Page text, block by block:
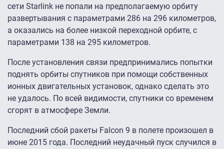
сети Starlink не попали на предполагаемую орбиту
развертывания с параметрами 286 на 296 километров,
а оказались на более низкой переходной орбите, с
параметрами 138 на 295 километров.
После установления связи предпринимались попытки
поднять орбиты спутников при помощи собственных
ионных двигательных установок, однако сделать это
не удалось. По всей видимости, спутники со временем
сгорят в атмосфере Земли.
Последний сбой ракеты Falcon 9 в полете произошел в
июне 2015 года. Последний неудачный пуск случился в